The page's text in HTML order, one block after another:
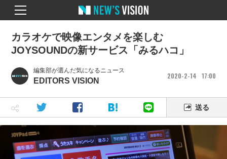
編集部が選んだ気になるニュース
EDITORS VISION
2020 2 14 17 00
カラオケで映像エンタメを楽しむ
JOYSOUNDの新サービス「みるハコ」
送る